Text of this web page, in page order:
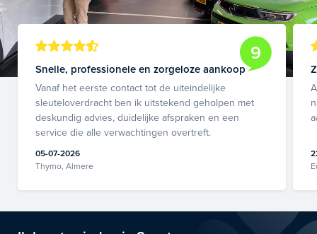
9
Snelle, professionele en zorgeloze aankoop
Vanaf het eerste contact tot de uiteindelijke
sleuteloverdracht ben ik uitstekend geholpen met
deskundig advies, duidelijke afspraken en een
service die alle verwachtingen overtreft.
05-07-2026
Thymo, Almere